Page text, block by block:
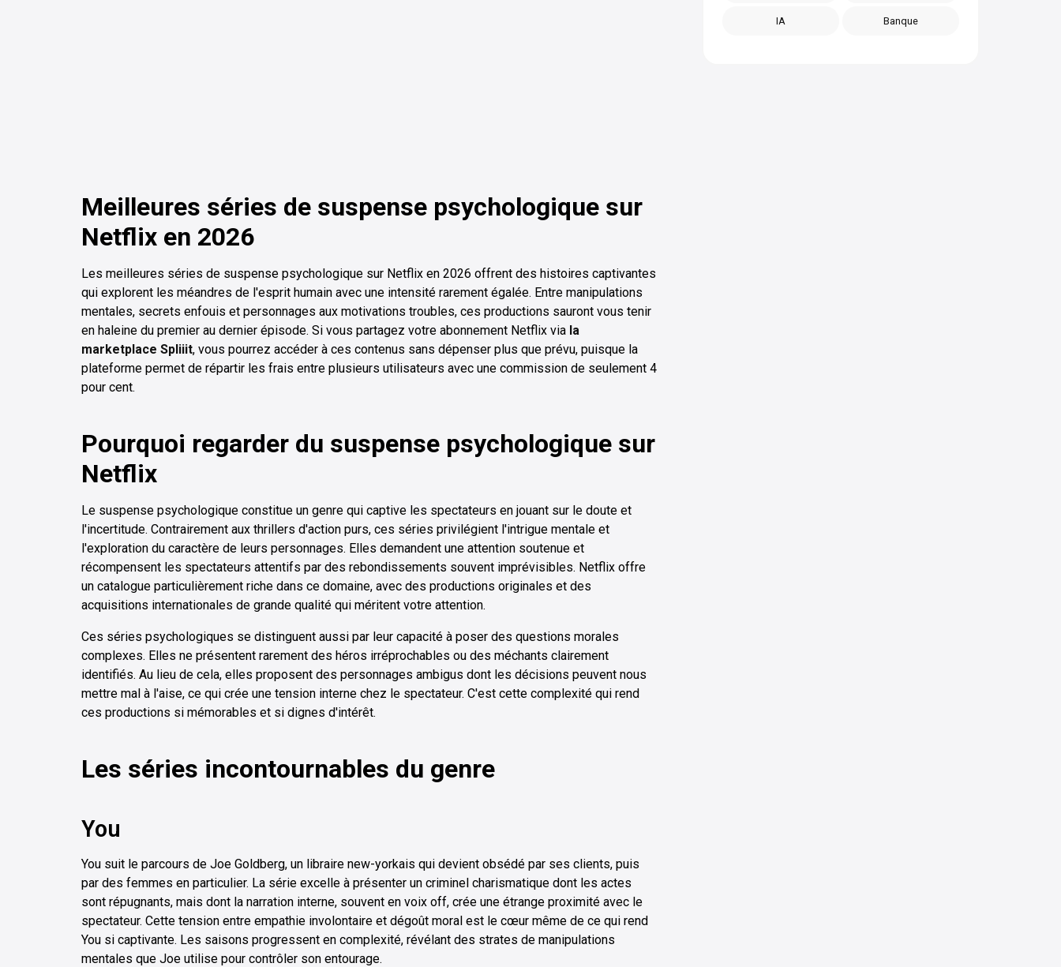
Meilleures séries de suspense psychologique sur
Netflix en 2026
Les meilleures séries de suspense psychologique sur Netflix en 2026 offrent des histoires captivantes
qui explorent les méandres de l'esprit humain avec une intensité rarement égalée. Entre manipulations
mentales, secrets enfouis et personnages aux motivations troubles, ces productions sauront vous tenir
en haleine du premier au dernier épisode. Si vous partagez votre abonnement Netflix via la
marketplace Spliiit, vous pourrez accéder à ces contenus sans dépenser plus que prévu, puisque la
plateforme permet de répartir les frais entre plusieurs utilisateurs avec une commission de seulement 4
pour cent.
Pourquoi regarder du suspense psychologique sur
Netflix
Le suspense psychologique constitue un genre qui captive les spectateurs en jouant sur le doute et
l'incertitude. Contrairement aux thrillers d'action purs, ces séries privilégient l'intrigue mentale et
l'exploration du caractère de leurs personnages. Elles demandent une attention soutenue et
récompensent les spectateurs attentifs par des rebondissements souvent imprévisibles. Netflix offre
un catalogue particulièrement riche dans ce domaine, avec des productions originales et des
acquisitions internationales de grande qualité qui méritent votre attention.
Ces séries psychologiques se distinguent aussi par leur capacité à poser des questions morales
complexes. Elles ne présentent rarement des héros irréprochables ou des méchants clairement
identifiés. Au lieu de cela, elles proposent des personnages ambigus dont les décisions peuvent nous
mettre mal à l'aise, ce qui crée une tension interne chez le spectateur. C'est cette complexité qui rend
ces productions si mémorables et si dignes d'intérêt.
Les séries incontournables du genre
You
You suit le parcours de Joe Goldberg, un libraire new-yorkais qui devient obsédé par ses clients, puis
par des femmes en particulier. La série excelle à présenter un criminel charismatique dont les actes
sont répugnants, mais dont la narration interne, souvent en voix off, crée une étrange proximité avec le
spectateur. Cette tension entre empathie involontaire et dégoût moral est le cœur même de ce qui rend
You si captivante. Les saisons progressent en complexité, révélant des strates de manipulations
mentales que Joe utilise pour contrôler son entourage.
IA Banque